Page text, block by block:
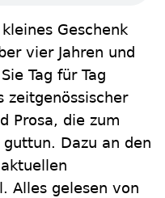
Geschenk
vier Jahren und
Tag für Tag
zeitgenössischer
Prosa, die zum
Dazu an den
Alles gelesen von